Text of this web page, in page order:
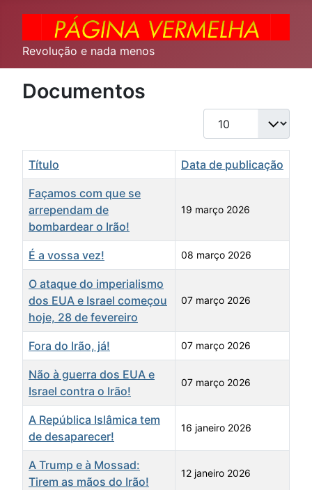
Revolução e nada menos
Documentos
Qtd. a exibir
Título Data de publicação
Façamos com que se
arrependam de
bombardear o Irão!
19 março 2026
É a vossa vez! 08 março 2026
O ataque do imperialismo
dos EUA e Israel começou
hoje, 28 de fevereiro
07 março 2026
Fora do Irão, já! 07 março 2026
Não à guerra dos EUA e
Israel contra o Irão!
07 março 2026
A República Islâmica tem
de desaparecer!
16 janeiro 2026
A Trump e à Mossad:
Tirem as mãos do Irão!
12 janeiro 2026